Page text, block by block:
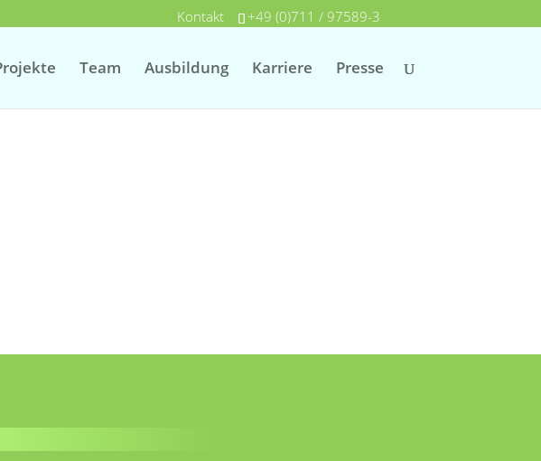
+49 (0)711 / 97589-3
Kontakt
Team Ausbildung Karriere Presse